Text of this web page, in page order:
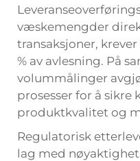
væskemengder
transaksjoner,
% av avlesning. På
volummålinger
prosesser for å sikre
produktkvalitet og
Regulatorisk
lag med